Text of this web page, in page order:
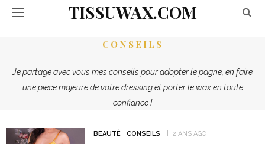
TISSUWAX.COM
CONSEILS
Je partage avec vous mes conseils pour adopter le pagne, en faire
une pièce majeure de votre dressing et porter le wax en toute
confiance !
BEAUTÉ CONSEILS 2 ANS AGO